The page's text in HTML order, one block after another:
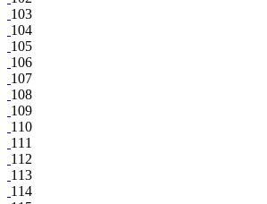
103
104
105
106
107
108
109
110
111
112
113
114